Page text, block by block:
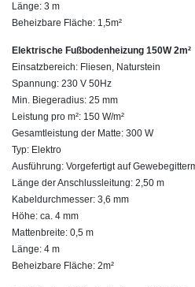
Länge: 3 m
Beheizbare Fläche: 1,5m²
Elektrische Fußbodenheizung 150W 2m²
Einsatzbereich: Fliesen, Naturstein
Spannung: 230 V 50Hz
Min. Biegeradius: 25 mm
Leistung pro m²: 150 W/m²
Gesamtleistung der Matte: 300 W
Typ: Elektro
Ausführung: Vorgefertigt auf
Länge der Anschlussleitung: 2,50 m
Kabeldurchmesser: 3,6 mm
Höhe: ca. 4 mm
Mattenbreite: 0,5 m
Länge: 4 m
Beheizbare Fläche: 2m²